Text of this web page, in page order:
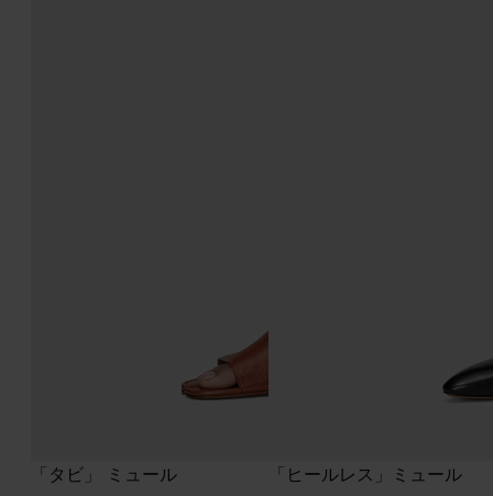
「タビ」 ミュール 「ヒールレス」ミュール